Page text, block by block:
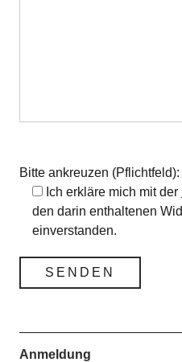
Bitte ankreuzen (Pflichtfeld):
Ich erkläre mich mit der
den darin enthaltenen
einverstanden.
Anmeldung